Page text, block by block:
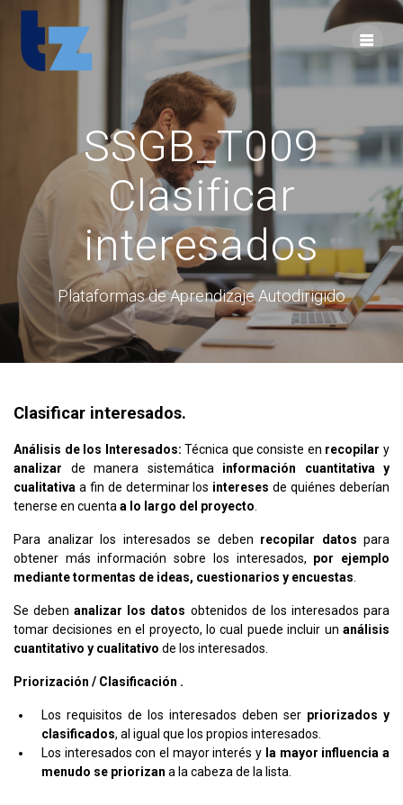
SSGB_T009
Clasificar
interesados
Plataformas de Aprendizaje Autodirigido
Clasificar interesados.
Análisis de los Interesados:Técnica que consiste en recopilar y
analizar de manera sistemática información cuantitativa y
cualitativa a fin de determinar los intereses de quiénes deberían
tenerse en cuenta a lo largo del proyecto
Para analizar los interesados se deben recopilar datos para
obtener más información sobre los interesados, por ejemplo
mediante tormentas de ideas, cuestionarios y encuestas
Se debenanalizar los datos obtenidos de los interesados para
tomar decisiones en el proyecto, lo cual puede incluir un análisis
cuantitativo y cualitativo de los interesados.
Priorización / Clasificación .​
Los requisitos de los interesados deben ser priorizados y
clasificados, al igual que los propios interesados.​
Los interesados con el mayor interés y la mayor influencia a
menudo se priorizan a la cabeza de la lista.